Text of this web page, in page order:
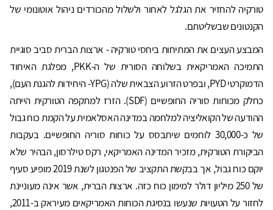
טורקיה להחזיר את הגלגל לאחור ולשלול מהכורדים ניהול אוטונומי של
הקנטונים שבשליטתם.
המבצע העצים את המתיחות ביחסי טורקיה - ארצות הברית סביב סוגיית
התמיכה האמריקאית בשלוחה הסורית של ה-PKK, מפלגת האיחוד
הדמוקרטי PYD, ובפרט הזרוע הצבאית שלה (YPG- היחידות להגנת העם),
כחלק מכוחות סוריה החופשיים (SDF). הזרז למתקפה הטורקית הייתה
ההודעה של הקואליציה למלחמה במדינה האסלאמית על הקמת כוח גבול
של כ-30,000 לוחמים שיתבסס על כוחות סוריה החופשיים. בעקבות
הביקורת הטורקית, מזכיר המדינה האמריקאי, רקס טילרסון, הבהיר שלא
יוקם כוח גבול, אך בבקשת התקציב של הפנטגון לשנת 2019 מופיע סעיף
של 250 מיליון דולר למימון כוח כזה. ארצות הברית, אשר אינה מעוניינת
לחזור על הטעויות שנעשו בנסיגת הכוחות האמריקאים מעיראק ב-2011,